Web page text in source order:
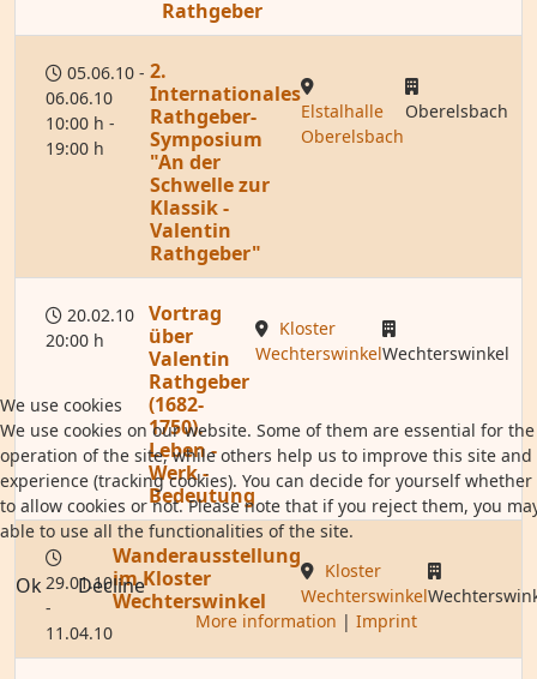
Rathgeber
05.06.10 -
06.06.10
10:00 h -
19:00 h
2.
Internationales
Rathgeber-
Symposium
"An der
Schwelle zur
Klassik -
Valentin
Rathgeber"
Elstalhalle
Oberelsbach
Oberelsbach
20.02.10
20:00 h
Vortrag
über
Valentin
Rathgeber
(1682-
1750).
Leben -
Werk -
Bedeutung
Kloster
WechterswinkelWechterswinkel
29.01.10
-
11.04.10
Wanderausstellung
im Kloster
Wechterswinkel
Kloster
Wechterswinkel
We use cookies
We use cookies on our website. Some of them are essential for the
operation of the site, while others help us to improve this site
experience (tracking cookies). You can decide for yourself
to allow cookies or not. Please note that if you reject them, you
able to use all the functionalities of the site.
Ok Decline
More information | Imprint